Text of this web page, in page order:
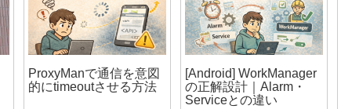
ProxyManで通信を意図
的にtimeoutさせる方法
[Android] WorkManager
の正解設計｜Alarm・
Serviceとの違い